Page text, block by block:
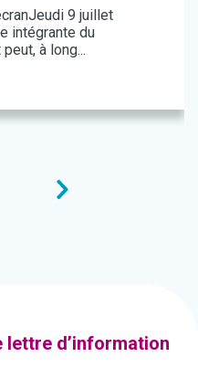
9 juillet
intégrante du
à long...
d’information